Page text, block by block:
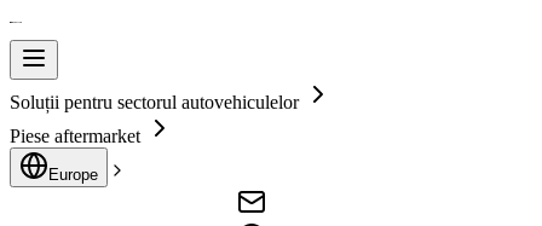
Soluții pentru sectorul autovehiculelor
Piese aftermarket
Europe